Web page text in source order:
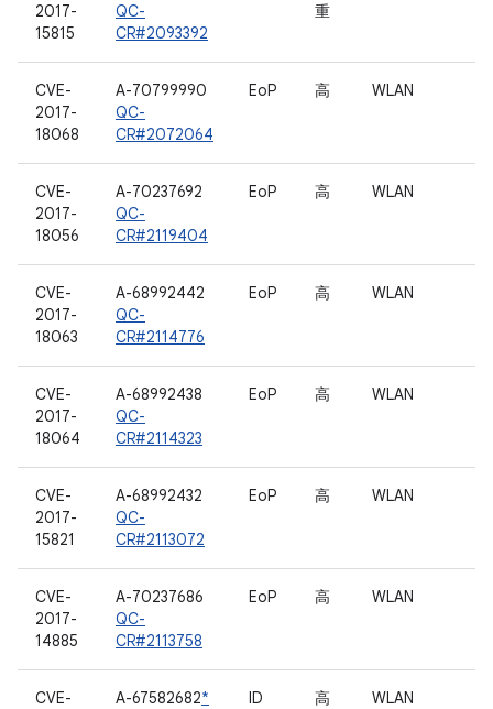
2017-
15815
QC-
CR#2093392
重
CVE-
2017-
18068
A-70799990
QC-
CR#2072064
EoP 高 WLAN
CVE-
2017-
18056
A-70237692
QC-
CR#2119404
EoP 高 WLAN
CVE-
2017-
18063
A-68992442
QC-
CR#2114776
EoP 高 WLAN
CVE-
2017-
18064
A-68992438
QC-
CR#2114323
EoP 高 WLAN
CVE-
2017-
15821
A-68992432
QC-
CR#2113072
EoP 高 WLAN
CVE-
2017-
14885
A-70237686
QC-
CR#2113758
EoP 高 WLAN
CVE-
A-67582682*
ID 高 WLAN